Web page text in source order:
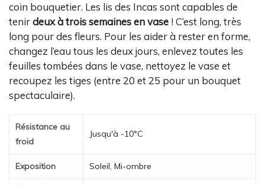
coin bouquetier. Les lis des Incas sont capables de
tenirdeux à trois semaines en vase ! C’est long, très
long pour des fleurs. Pour les aider à rester en forme,
changez l’eau tous les deux jours, enlevez toutes les
feuilles tombées dans le vase, nettoyez le vase et
recoupez les tiges (entre 20 et 25 pour un bouquet
spectaculaire).
Résistance au
froid
Jusqu'à -10°C
Exposition Soleil, Mi-ombre